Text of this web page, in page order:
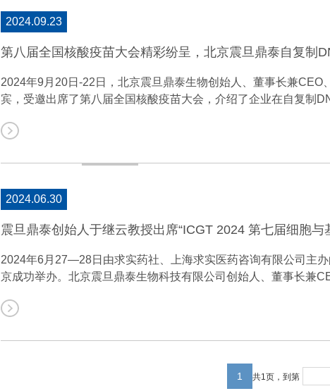
2024.09.23
第八届全国核酸疫苗大会精彩纷呈，北京震旦鼎泰自复制
2024年9月20日-22日，北京震旦鼎泰生物创始人、董事长兼
宾，受邀出席了第八届全国核酸疫苗大会，介绍了企业在自复制
将推动中国自复制DNA疫苗技术和药物研究，跻身国际领先行列。
2024.06.30
2024年6月27—28日由求实药社、上海求实医药咨询有限公司主
京成功举办。北京震旦鼎泰生物科技有限公司创始人、董事长兼
1 共1页，到第